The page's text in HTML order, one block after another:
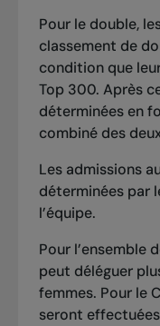
Pour le double,
classement de
condition que
Top 300. Après
déterminées en
combiné des
Les admissions
déterminées par
l’équipe.
Pour l’ensemble
peut déléguer
femmes. Pour le
seront